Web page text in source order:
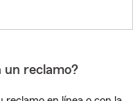
un reclamo?